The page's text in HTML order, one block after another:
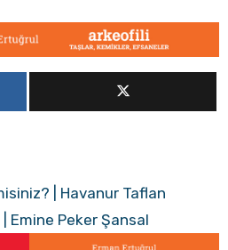
| Havanur Taflan
Emine Peker Şansal